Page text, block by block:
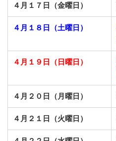
４月１７日（金曜日）
４月１８日（土曜日）
４月１９日（日曜日）
４月２０日（月曜日）
４月２１日（火曜日）